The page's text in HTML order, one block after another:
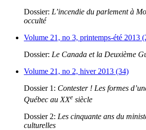
Dossier: L’incendie du parlement à
occulté
Volume 21, no 3, printemps-été 2013
Dossier: Le Canada et la Deuxième
Volume 21, no 2, hiver 2013 (34)
Dossier 1: Contester ! Les formes
Québec au XXe siècle
Dossier 2: Les cinquante ans du
culturelles